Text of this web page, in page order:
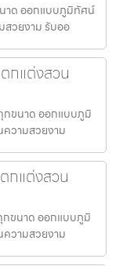
าด ออกแบบภูมิทัศน์
สวยงาม รับออ
กแต่งสวน
ขนาด ออกแบบภูมิ
วามสวยงาม
กแต่งสวน
ขนาด ออกแบบภูมิ
วามสวยงาม